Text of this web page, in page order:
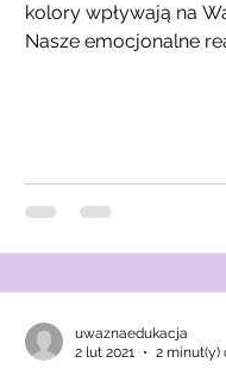
kolory wpływają na
Nasze emocjonalne
uwaznaedukacja
2 lut 2021
2 minut(y)